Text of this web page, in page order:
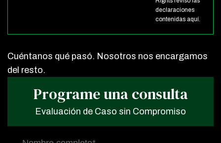
declaraciones
contenidas aquí.
Cuéntanos qué pasó. Nosotros nos encargamos
del resto.
Programe una consulta
Evaluación de Caso sin Compromiso